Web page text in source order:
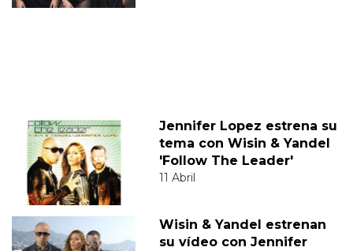
Jennifer Lopez estrena su
tema con Wisin & Yandel
'Follow The Leader'
11 Abril
Wisin & Yandel estrenan
su vídeo con Jennifer